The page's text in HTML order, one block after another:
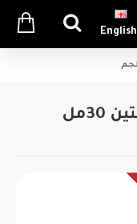
English
نكهة تفاحتين - يوفوريا تفاحتين 30مل